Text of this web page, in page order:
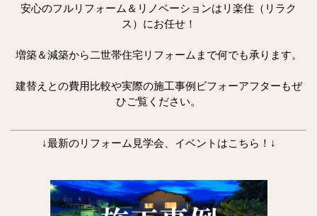
安心のフルリフォーム＆リノベーションはリ楽住（リラク
ス）にお任せ！
増築＆減築から二世帯住宅リフォームまで何でも承ります。
建替えとの費用比較や実際の施工事例ビフォーアフターもぜ
ひご覧ください。
↓最新のリフォーム見学会、イベントはこちら！↓